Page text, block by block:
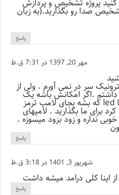
پروژه تشخیص و پردازش
صدا رو بگذارید.(به زبان
پاسخ
مهر 20, 1397 در 7:31 ق.ظ
سر در نمی آورم . ولی از
.اگر امکانش باشه یک
مدار برای 6-7 تا led که بشه بجای لامپ ترمز
برای ما بگذارید . لامپهای
نداره و زود بزود میسوزه .
پاسخ
شهریور 3, 1401 در 3:18 ق.ظ
اینا کلی درامد میشه داشت
پاسخ